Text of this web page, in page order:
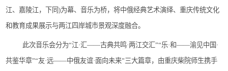
江、嘉陵江，下同)为幕、音乐为桥，将中俄经典艺术演绎、重庆传统文化
和教育成果展示与两江四岸城市景观深度融合。
此次音乐会分为“江·汇——古典共鸣·两江交汇”“乐·和——渝见中国·
共鉴华章”“友·远——中俄友谊·面向未来”三大篇章，由重庆柴院师生携手